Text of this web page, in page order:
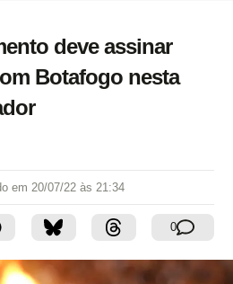
deve assinar
Botafogo nesta
em 20/07/22 às 21:34
0